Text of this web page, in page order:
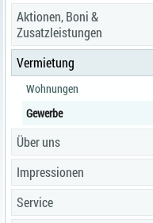
Aktionen, Boni &
Zusatzleistungen
Vermietung
Wohnungen
Gewerbe
Über uns
Impressionen
Service